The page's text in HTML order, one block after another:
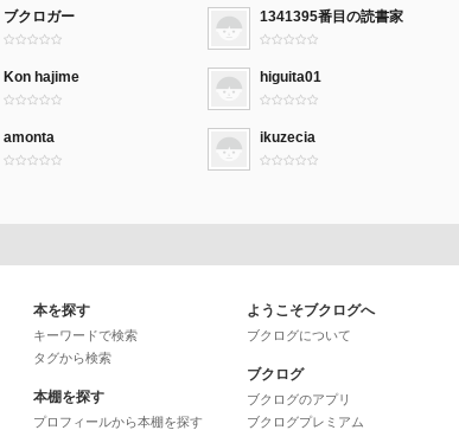
ブクロガー 1341395番目の読書家
Kon hajime higuita01
amonta ikuzecia
本を探す
キーワードで検索
タグから検索
本棚を探す
プロフィールから本棚を探す
ようこそブクログへ
ブクログについて
ブクログ
ブクログのアプリ
ブクログプレミアム